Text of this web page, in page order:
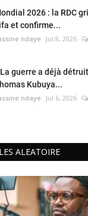
2026 : la RDC
et confirme...
ndaye Jul 8, 2026
guerre a déjà
Kubuya...
ndaye Jul 6, 2026
ALEATOIRE